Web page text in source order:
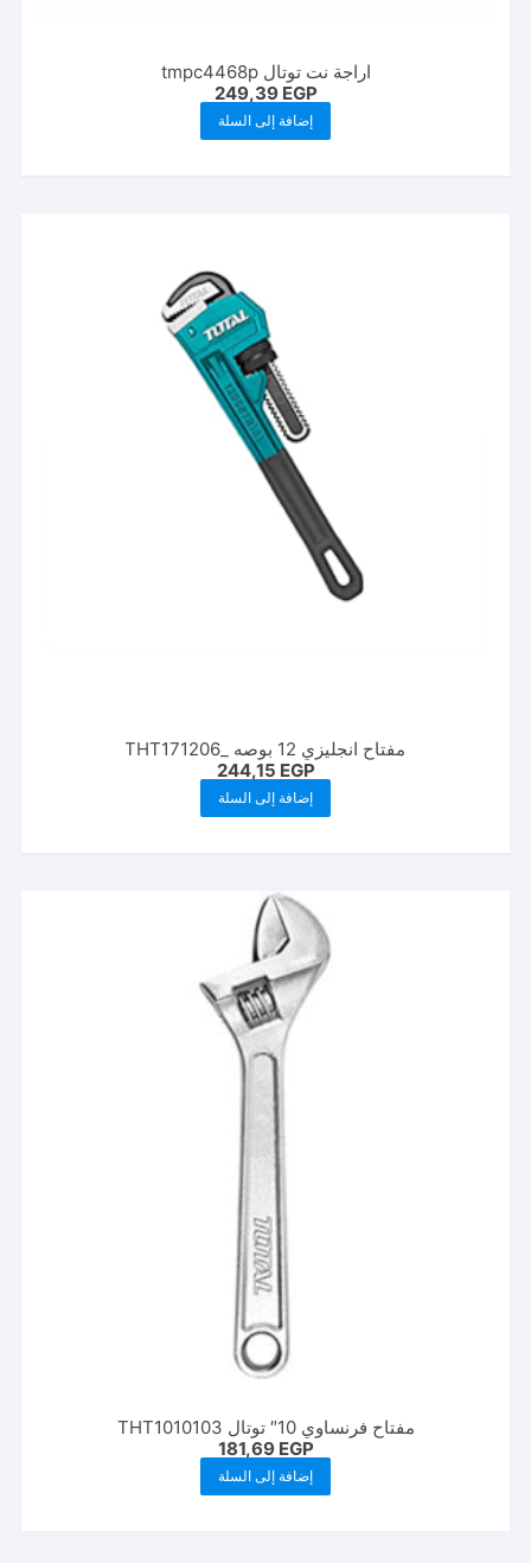
اراجة نت توتال tmpc4468p
249,39 EGP
إضافة إلى السلة
مفتاح انجليزي 12 بوصه _THT171206
244,15 EGP
إضافة إلى السلة
مفتاح فرنساوي 10″ توتال THT1010103
181,69 EGP
إضافة إلى السلة